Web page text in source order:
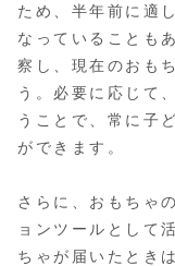
ため、半年前に適
なっていることも
察し、現在のおも
う。必要に応じて
うことで、常に子
ができます。
さらに、おもちゃ
ョンツールとして
ちゃが届いたとき